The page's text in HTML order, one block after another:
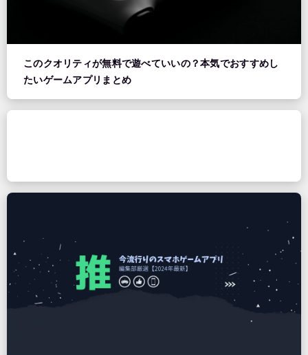
このクオリティが無料で遊べていいの？本気でおすすめし
たいゲームアプリまとめ